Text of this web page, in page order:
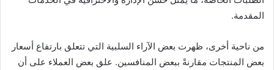
المقدمة.
من ناحية أخرى، ظهرت بعض الآراء السلبية التي تتعلق بارتفاع أسعار
بعض المنتجات مقارنةً ببعض المنافسين. علق بعض العملاء على أن